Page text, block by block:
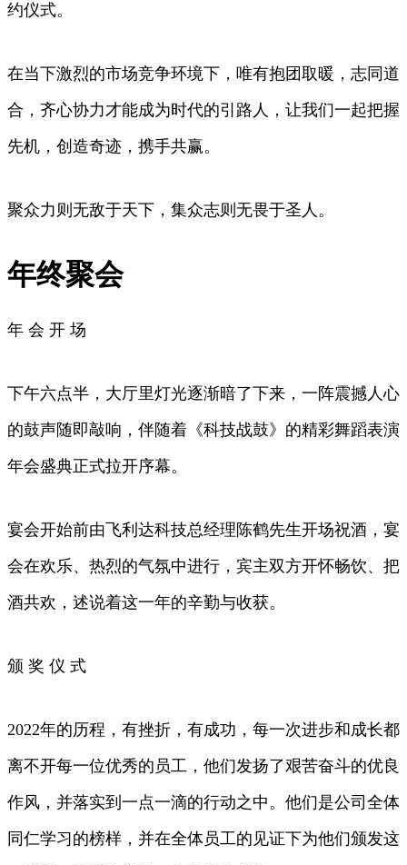
约仪式。
在当下激烈的市场竞争环境下，唯有抱团取暖，志同道
合，齐心协力才能成为时代的引路人，让我们一起把握
先机，创造奇迹，携手共赢。
聚众力则无敌于天下，集众志则无畏于圣人。
年终聚会
年 会 开 场
下午六点半，大厅里灯光逐渐暗了下来，一阵震撼人心
的鼓声随即敲响，伴随着《科技战鼓》的精彩舞蹈表演
年会盛典正式拉开序幕。
宴会开始前由飞利达科技总经理陈鹤先生开场祝酒，宴
会在欢乐、热烈的气氛中进行，宾主双方开怀畅饮、把
酒共欢，述说着这一年的辛勤与收获。
颁 奖 仪 式
2022年的历程，有挫折，有成功，每一次进步和成长都
离不开每一位优秀的员工，他们发扬了艰苦奋斗的优良
作风，并落实到一点一滴的行动之中。他们是公司全体
同仁学习的榜样，并在全体员工的见证下为他们颁发这